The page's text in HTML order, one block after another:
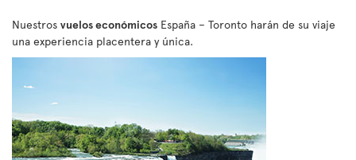
Nuestros vuelos económicos España – Toronto harán de su viaje
una experiencia placentera y única.